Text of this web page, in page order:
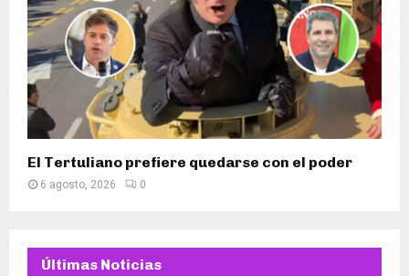
El Tertuliano prefiere quedarse con el poder
6 agosto, 2026 0
Últimas Noticias